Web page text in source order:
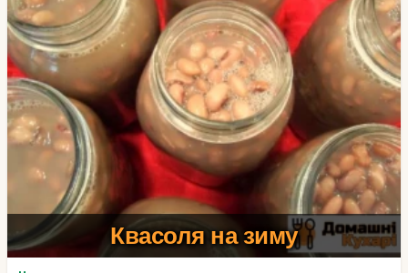
Квасоля на зиму